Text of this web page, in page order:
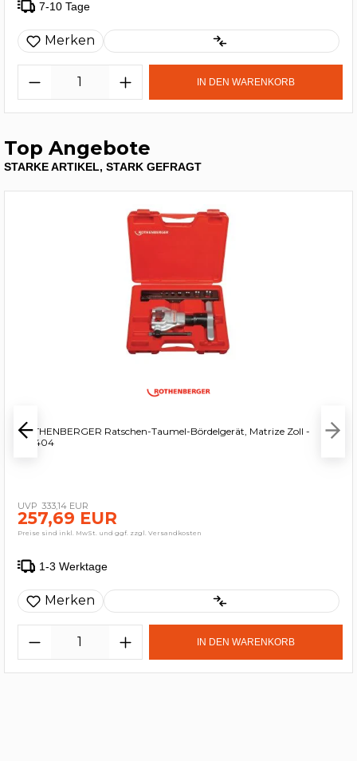
7-10 Tage
Merken
IN DEN WARENKORB
Top Angebote
STARKE ARTIKEL, STARK GEFRAGT
ROTHENBERGER Ratschen-Taumel-Bördelgerät, Matrize Zoll -
222404
333,14 EUR
257,69 EUR
Preise sind inkl. MwSt. und ggf. zzgl. Versandkosten
1-3 Werktage
Merken
IN DEN WARENKORB